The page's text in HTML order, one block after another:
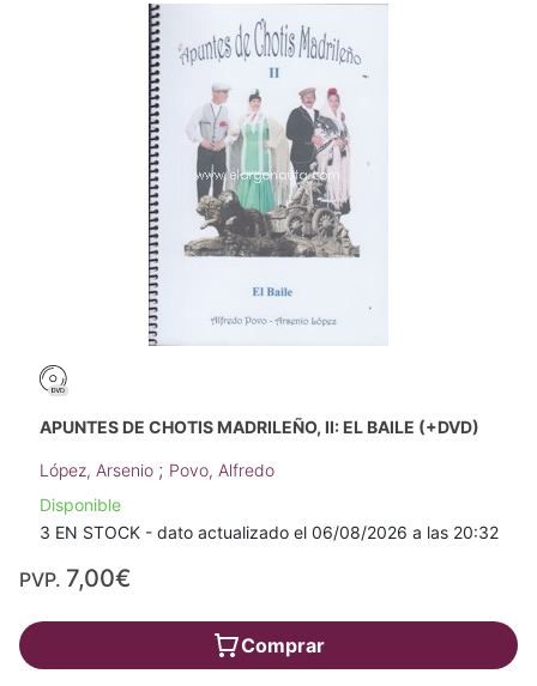
APUNTES DE CHOTIS MADRILEÑO, II: EL BAILE (+DVD)
López, Arsenio ; Povo, Alfredo
Disponible
3 EN STOCK - dato actualizado el 06/08/2026 a las 20:32
PVP. 7,00€
Comprar